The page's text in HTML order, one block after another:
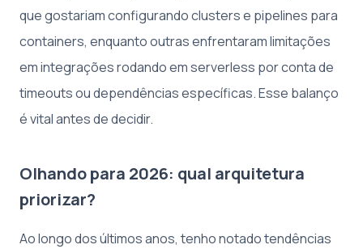
que gostariam configurando clusters e pipelines para
containers, enquanto outras enfrentaram limitações
em integrações rodando em serverless por conta de
timeouts ou dependências específicas. Esse balanço
é vital antes de decidir.
Olhando para 2026: qual arquitetura
priorizar?
Ao longo dos últimos anos, tenho notado tendências